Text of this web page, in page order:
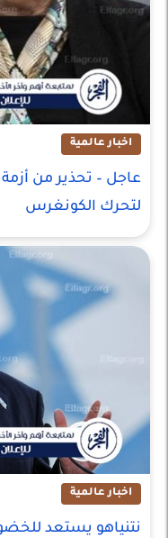
اخبار عالمية
عاجل – تحذير من
لتحرك الكونغرس
اخبار عالمية
نتنياهو يستعد